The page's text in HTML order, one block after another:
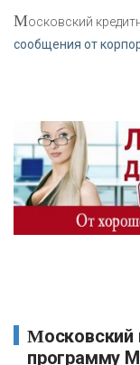
Московский
сообщения от
Московский кредитный банк обновляет
программу